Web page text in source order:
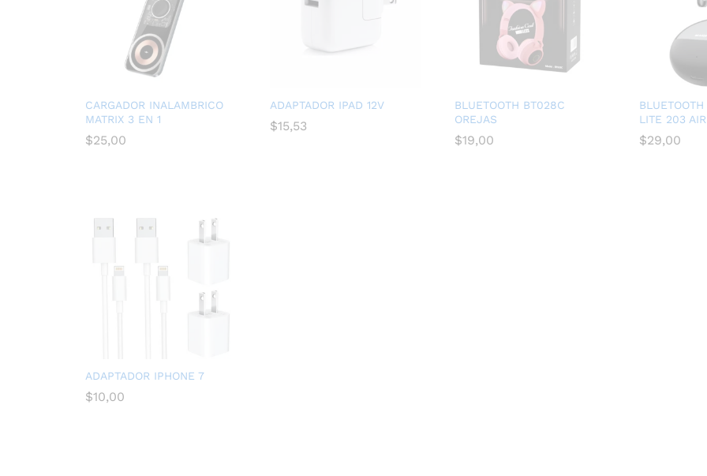
CARGADOR INALAMBRICO
MATRIX 3 EN 1
$25,00
ADAPTADOR IPAD 12V
$15,53
BLUETOOTH BT028C
OREJAS
$19,00
LITE 203
$29,00
ADAPTADOR IPHONE 7
$10,00